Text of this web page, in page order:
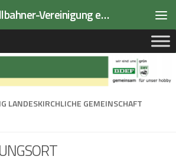
Sächsische Modellbahner-Vereinigung e.V.
LANDESKIRCHLICHE GEMEINSCHAFT